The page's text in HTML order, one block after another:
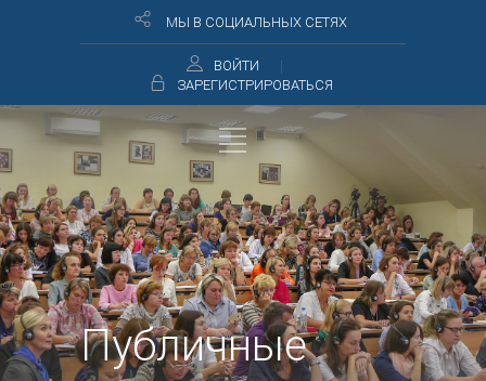
МЫ В СОЦИАЛЬНЫХ СЕТЯХ
ВОЙТИ
ЗАРЕГИСТРИРОВАТЬСЯ
Публичные